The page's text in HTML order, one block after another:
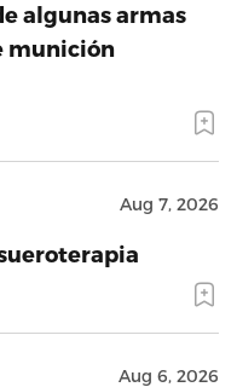
algunas armas
munición
Aug 7, 2026
Aug 6, 2026